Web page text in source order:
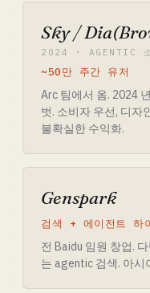
Sky /
2024 · AGENTIC 소
~50만 주간 유저
Arc 팀에서 옴. 2024
벗. 소비자 우선, 디자
불확실한 수익화.
Genspark
검색 + 에이전트 하
전 Baidu 임원 창업.
는 agentic 검색. 아시